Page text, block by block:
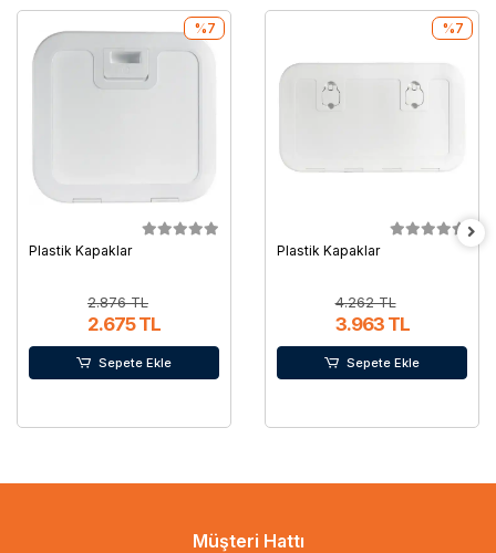
Plastik Kapaklar
2.876 TL
2.675 TL
%7
Sepete Ekle
Plastik Kapaklar
4.262 TL
3.963 TL
%7
Sepete Ekle
Müşteri Hattı